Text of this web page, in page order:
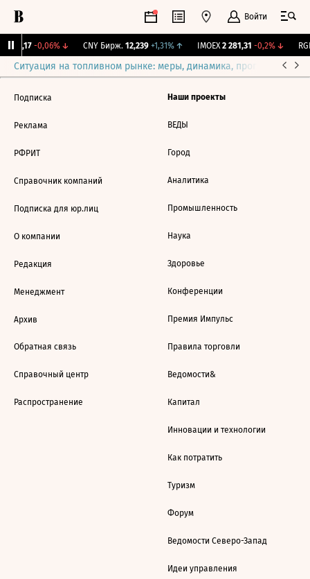
Войти
115,17 -0,06%↓ CNY Бирж. 12,239 +1,31%↑ IMOEX 2 281,31 -0,2%↓
Ситуация на топливном рынке: меры, динамика, прогнозы
Подписка
Реклама
РФРИТ
Справочник компаний
Подписка для юр.лиц
О компании
Редакция
Менеджмент
Архив
Обратная связь
Справочный центр
Распространение
Наши проекты
ВЕДЫ
Город
Аналитика
Промышленность
Наука
Здоровье
Конференции
Премия Импульс
Правила торговли
Ведомости&
Капитал
Инновации и технологии
Как потратить
Туризм
Форум
Ведомости Северо-Запад
Идеи управления